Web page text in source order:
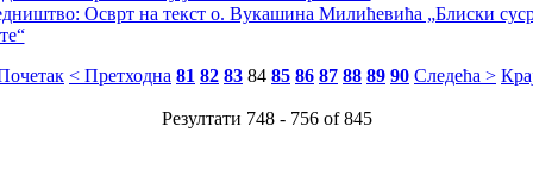
Осврт на текст о. Вукашина Милићевића „Блиски
< Претходна 81 82 83 84 85 86 87 88 89 90 Следећа >
Резултати 748 - 756 of 845